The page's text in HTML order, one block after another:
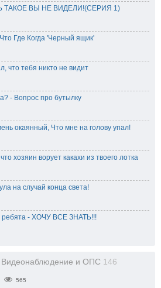
ТАКОЕ ВЫ НЕ ВИДЕЛИ!(СЕРИЯ 1)
Где Когда 'Черный ящик'
что тебя никто не видит
- Вопрос про бутылку
окаянный, Что мне на голову упал!
хозяин ворует какахи из твоего лотка
на случай конца света!
- ХОЧУ ВСЕ ЗНАТЬ!!!
Видеонаблюдение и ОПС 146
565